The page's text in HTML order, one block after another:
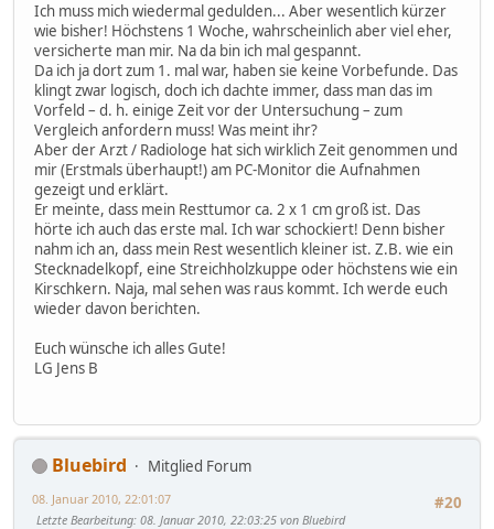
Ich muss mich wiedermal gedulden... Aber wesentlich kürzer
wie bisher! Höchstens 1 Woche, wahrscheinlich aber viel eher,
versicherte man mir. Na da bin ich mal gespannt.
Da ich ja dort zum 1. mal war, haben sie keine Vorbefunde. Das
klingt zwar logisch, doch ich dachte immer, dass man das im
Vorfeld – d. h. einige Zeit vor der Untersuchung – zum
Vergleich anfordern muss! Was meint ihr?
Aber der Arzt / Radiologe hat sich wirklich Zeit genommen und
mir (Erstmals überhaupt!) am PC-Monitor die Aufnahmen
gezeigt und erklärt.
Er meinte, dass mein Resttumor ca. 2 x 1 cm groß ist. Das
hörte ich auch das erste mal. Ich war schockiert! Denn bisher
nahm ich an, dass mein Rest wesentlich kleiner ist. Z.B. wie ein
Stecknadelkopf, eine Streichholzkuppe oder höchstens wie ein
Kirschkern. Naja, mal sehen was raus kommt. Ich werde euch
wieder davon berichten.
Euch wünsche ich alles Gute!
LG Jens B
Bluebird
Mitglied Forum
#20
08. Januar 2010, 22:01:07
Letzte Bearbeitung: 08. Januar 2010, 22:03:25 von Bluebird